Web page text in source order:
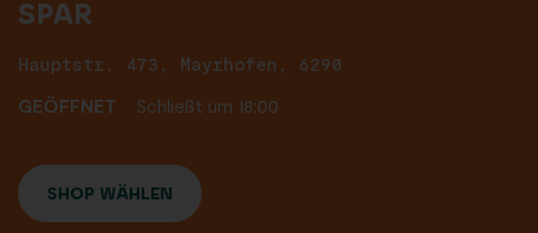
SPAR
Hauptstr. 473, Mayrhofen, 6290
GEÖFFNET
Schließt um 18:00
SHOP WÄHLEN